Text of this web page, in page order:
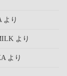
より
より
より